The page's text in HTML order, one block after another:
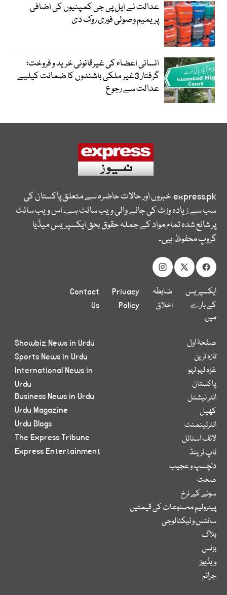
عدالت نے ایل پی جی کمپنیوں کی اضافی
پریمیم وصولی فوری روک دی
انسانی اعضاء کی غیرقانونی خرید و فروخت؛
گرفتار 3غیر ملکی باشندوں کا ضمانت کیلیے
عدالت سے رجوع
express.pkخبروں اور حالات حاضرہ سے متعلق پاکستان کی
سب سے زیادہ وزٹ کی جانے والی ویب سائٹ ہے۔ اس ویب سائٹ
پر شائع شدہ تمام مواد کے جملہ حقوق بحق ایکسپریس میڈیا
گروپ محفوظ ہیں۔
ایکسپریس
کے بارے
میں
ضابطہ
اخلاق
Privacy
Policy
Contact
Us
صفحۂ اول
تازہ ترین
غزہ لہو لہو
پاکستان
انٹر نیشنل
کھیل
انٹرٹینمنٹ
لائف اسٹائل
ٹاپ ٹرینڈ
دلچسپ و عجیب
صحت
سونے کے نرخ
پیٹرولیم مصنوعات کی قیمتیں
سائنس و ٹیکنالوجی
بلاگ
بزنس
ویڈیوز
جرائم
Showbiz News in Urdu
Sports News in Urdu
International News in
Urdu
Business News in Urdu
Urdu Magazine
Urdu Blogs
The Express Tribune
Express Entertainment